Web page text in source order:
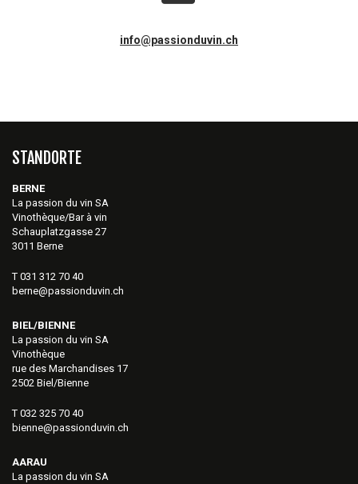
info@passionduvin.ch
STANDORTE
BERNE
La passion du vin SA
Vinothèque/Bar à vin
Schauplatzgasse 27
3011 Berne
T 031 312 70 40
berne@passionduvin.ch
BIEL/BIENNE
La passion du vin SA
Vinothèque
rue des Marchandises 17
2502 Biel/Bienne
T 032 325 70 40
bienne@passionduvin.ch
AARAU
La passion du vin SA